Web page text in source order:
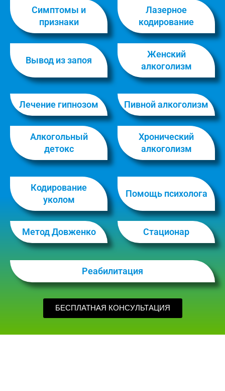
Симптомы и
признаки
Лазерное
кодирование
Вывод из запоя
Женский
алкоголизм
Лечение гипнозом Пивной алкоголизм
Алкогольный
детокс
Хронический
алкоголизм
Кодирование
уколом
Помощь психолога
Метод Довженко Стационар
Реабилитация
БЕСПЛАТНАЯ КОНСУЛЬТАЦИЯ